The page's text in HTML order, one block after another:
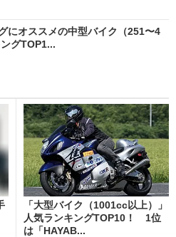
にオススメの中型バイク（251〜4
グTOP1...
「大型バイク（1001cc以上）」
人気ランキングTOP10！ 1位
は「HAYAB...